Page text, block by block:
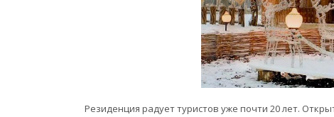
Резиденция радует туристов уже почти 20 лет.